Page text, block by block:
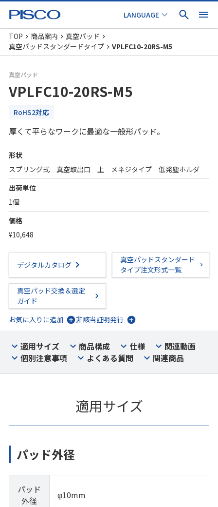
TOP 商品案内
真空パッド
真空パッドスタンダードタイプ
VPLFC10-20RS-M5
真空パッド
VPLFC10-20RS-M5
RoHS2対応
厚くて平らなワークに最適な一般形パッド。
形状
スプリング式 真空取出口 上 メネジタイプ 低発塵ホルダ
出荷単位
1個
価格
¥10,648
デジタルカタログ
真空パッドスタンダード
タイプ注文形式一覧
真空パッド交換＆選定
ガイド
お気に入りに追加
非該当証明発行
適用サイズ 商品構成 仕様
関連動画
個別注意事項
よくある質問 関連商品
適用サイズ
パッド外径
パッド
外径
φ10mm